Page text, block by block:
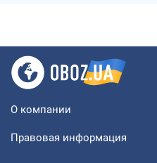
О компании
Правовая информация